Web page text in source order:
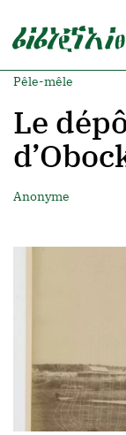
Pêle-mêle
Le
Anonyme